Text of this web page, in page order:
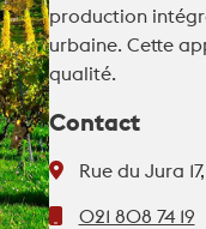
production
urbaine. Cette
qualité.
Contact
Rue du Jura
021 808 74 19